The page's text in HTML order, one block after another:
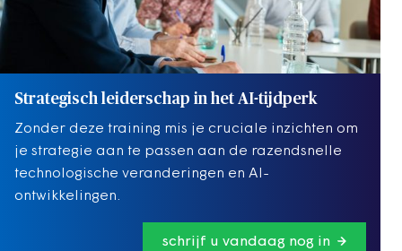
Strategisch leiderschap in het AI-tijdperk
Zonder deze training mis je cruciale inzichten om
je strategie aan te passen aan de razendsnelle
technologische veranderingen en AI-
ontwikkelingen.
schrijf u vandaag nog in